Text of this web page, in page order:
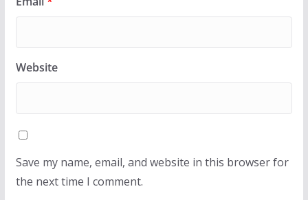
Website
Save my name, email, and website in this browser for
the next time I comment.